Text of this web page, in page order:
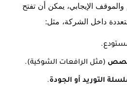
والموقف الإيجابي، يمكن أن تفتح
داخل الشركة، مثل:
(مثل الرافعات الشوكية).
التوريد أو الجودة.